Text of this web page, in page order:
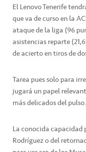
El Lenovo Tenerife
que va de curso en la
ataque de la liga (96
asistencias reparte
de acierto en tiros de
Tarea pues solo para
jugará un papel
más delicados del pulso.
La conocida capacidad
Rodríguez o del